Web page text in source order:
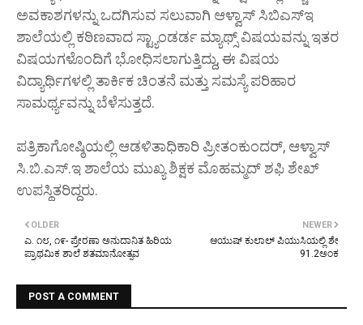
ಅವಕಾಶಗಳನ್ನು ಒದಗಿಸುವ ಸಲುವಾಗಿ ಆಳ್ವಾಸ್ ಸಿಬಿಎಸ್‌ಇ
ಶಾಲೆಯಲ್ಲಿ ಕಠಿಣವಾದ ಸ್ಟ್ಯಾಂಡರ್ಡ ಮ್ಯಾಥ್ಸ್ ವಿಷಯವನ್ನು ಇತರ
ವಿಷಯಗಳೊಂದಿಗೆ ಭೋಧಿಸಲಾಗುತ್ತಿದ್ದು, ಈ ವಿಷಯ
ವಿದ್ಯಾರ್ಥಿಗಳಲ್ಲಿ ತಾರ್ಕಿಕ ಚಿಂತನೆ ಮತ್ತು ಸಮಸ್ಯೆ ಪರಿಹಾರ
ಸಾಮರ್ಥ್ಯವನ್ನು ಬೆಳೆಸುತ್ತದೆ.
ಪತ್ರಿಕಾಗೋಷ್ಠಿಯಲ್ಲಿ ಆಡಳಿತಾಧಿಕಾರಿ ಪ್ರೀತಂಕುಂದರ್, ಆಳ್ವಾಸ್
ಸಿ.ಬಿ.ಎಸ್.ಇ ಶಾಲೆಯ ಮುಖ್ಯ ಶಿಕ್ಷಕ ಮೊಹಮ್ಮದ್ ಶಫಿ ಶೇಖ್
ಉಪಸ್ಥಿತರಿದ್ದರು.
NEWER
ಆಯುಷ್ ಕುಲಾಲ್ ಪಿಯುಸಿಯಲ್ಲಿ ಶೇ
91.2ಅಂಕ
OLDER
ಎ. ೧೮, ೧೯- ಪ್ರೇರಣಾ ಅನುದಾನಿತ ಹಿರಿಯ
ಪ್ರಾಥಮಿಕ ಶಾಲೆ ಶತಮಾನೋತ್ಸವ
POST A COMMENT